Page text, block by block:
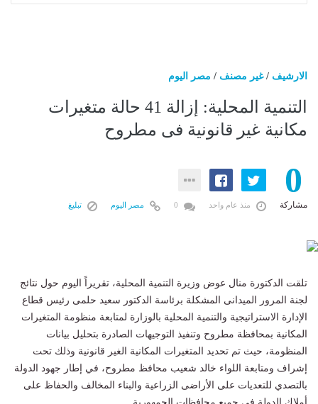
الارشيف /غير مصنف / مصر اليوم
التنمية المحلية: إزالة 41 حالة متغيرات
مكانية غير قانونية فى مطروح
0
مشاركة منذ عام واحد مصر اليوم تبليغ
تلقت الدكتورة منال عوض وزيرة التنمية المحلية، تقريراً اليوم حول نتائج
لجنة المرور الميدانى المشكلة برئاسة الدكتور سعيد حلمى رئيس قطاع
الإدارة الاستراتيجية والتنمية المحلية بالوزارة لمتابعة منظومة المتغيرات
المكانية بمحافظة مطروح وتنفيذ التوجيهات الصادرة بتحليل بيانات
المنظومة، حيث تم تحديد المتغيرات المكانية الغير قانونية وذلك تحت
إشراف ومتابعة اللواء خالد شعيب محافظ مطروح، في إطار جهود الدولة
بالتصدي للتعديات على الأراضى الزراعية والبناء المخالف والحفاظ على